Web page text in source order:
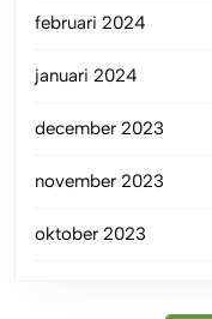
februari 2024
januari 2024
december 2023
november 2023
oktober 2023